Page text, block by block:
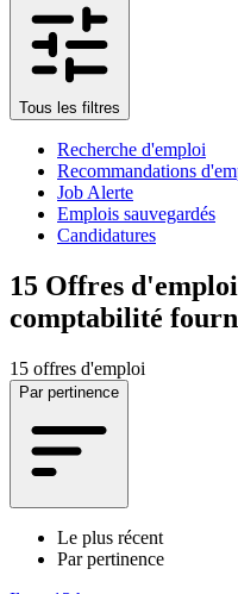
Tous les filtres
Recherche d'emploi
Recommandations
Job Alerte
Emplois sauvegardés
Candidatures
15 Offres
comptabilité
15 offres d'emploi
Par pertinence
Le plus récent
Par pertinence